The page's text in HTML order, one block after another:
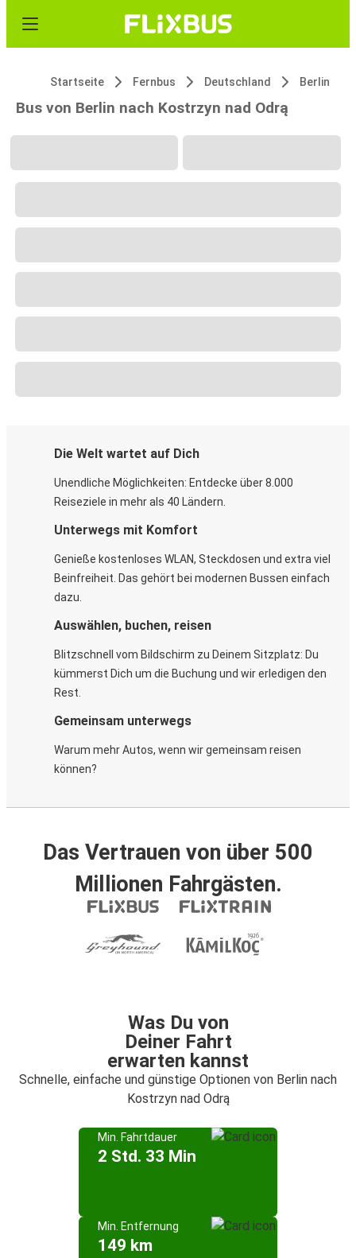
Startseite Fernbus Deutschland Berlin
Bus von Berlin nach Kostrzyn nad Odrą
Die Welt wartet auf Dich
Unendliche Möglichkeiten: Entdecke über 8.000
Reiseziele in mehr als 40 Ländern.
Unterwegs mit Komfort
Genieße kostenloses WLAN, Steckdosen und extra viel
Beinfreiheit. Das gehört bei modernen Bussen einfach
dazu.
Auswählen, buchen, reisen
Blitzschnell vom Bildschirm zu Deinem Sitzplatz: Du
kümmerst Dich um die Buchung und wir erledigen den
Rest.
Gemeinsam unterwegs
Warum mehr Autos, wenn wir gemeinsam reisen
können?
Das Vertrauen von über 500
Millionen Fahrgästen.
Was Du von
Deiner Fahrt
erwarten kannst
Schnelle, einfache und günstige Optionen von Berlin nach
Kostrzyn nad Odrą
Min. Fahrtdauer
2 Std. 33 Min
Min. Entfernung
149 km